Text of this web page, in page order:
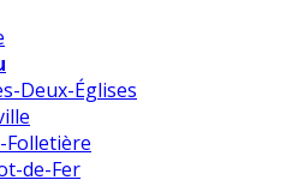
Deux-Églises
Folletière
de-Fer